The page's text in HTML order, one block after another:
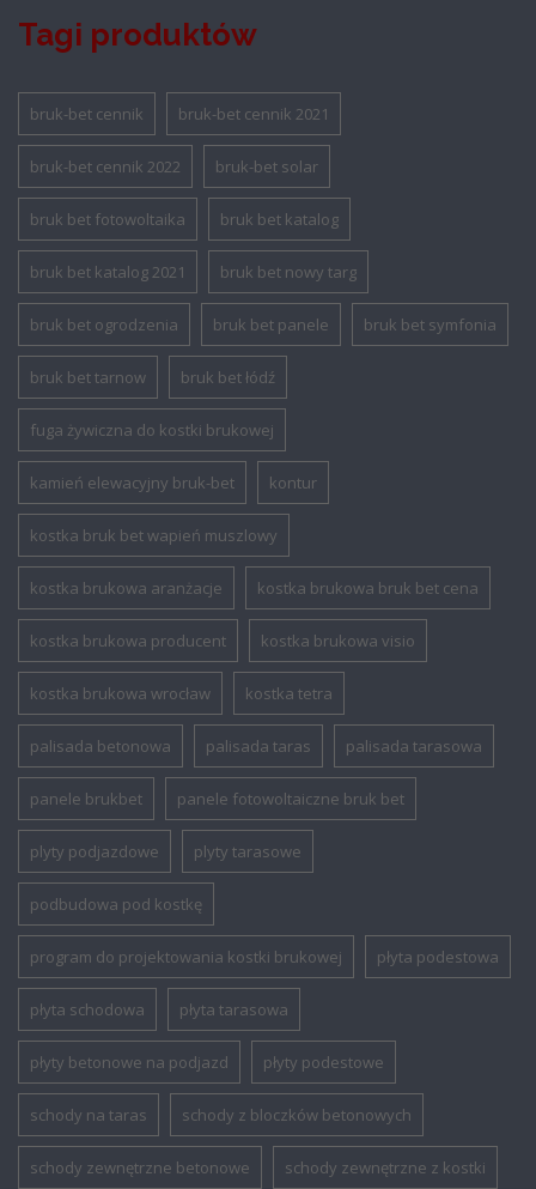
Tagi produktów
bruk-bet cennik bruk-bet cennik 2021
bruk-bet cennik 2022 bruk-bet solar
bruk bet fotowoltaika bruk bet katalog
bruk bet katalog 2021 bruk bet nowy targ
bruk bet ogrodzenia bruk bet panele bruk bet symfonia
bruk bet tarnow bruk bet łódź
fuga żywiczna do kostki brukowej
kamień elewacyjny bruk-bet kontur
kostka bruk bet wapień muszlowy
kostka brukowa aranżacje kostka brukowa bruk bet cena
kostka brukowa producent kostka brukowa visio
kostka brukowa wrocław kostka tetra
palisada betonowa palisada taras palisada tarasowa
panele brukbet panele fotowoltaiczne bruk bet
plyty podjazdowe plyty tarasowe
podbudowa pod kostkę
program do projektowania kostki brukowej płyta podestowa
płyta schodowa płyta tarasowa
płyty betonowe na podjazd płyty podestowe
schody na taras schody z bloczków betonowych
schody zewnętrzne betonowe schody zewnętrzne z kostki